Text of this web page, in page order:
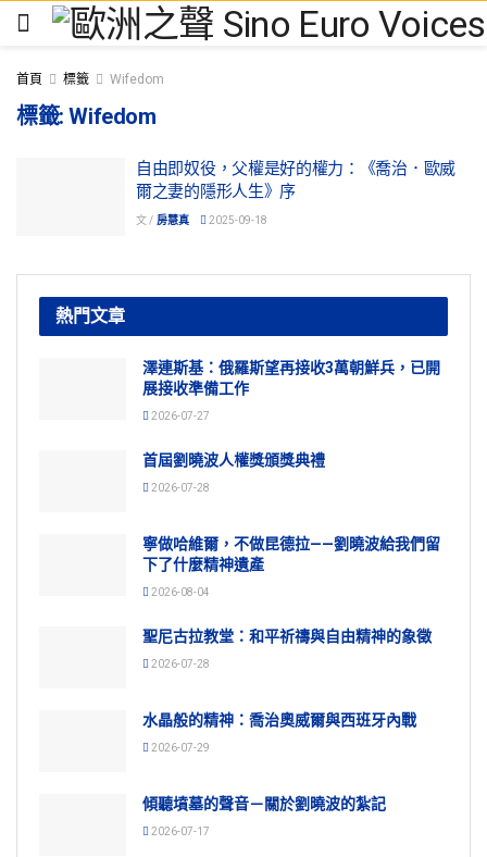
首頁 標籤 Wifedom
標籤:Wifedom
自由即奴役，父權是好的權力：《喬治．歐威
爾之妻的隱形人生》序
文 / 房慧真 2025-09-18
熱門文章
澤連斯基：俄羅斯望再接收3萬朝鮮兵，已開
展接收準備工作
2026-07-27
首屆劉曉波人權獎頒獎典禮
2026-07-28
寧做哈維爾，不做昆德拉——劉曉波給我們留
下了什麼精神遺產
2026-08-04
聖尼古拉教堂：和平祈禱與自由精神的象徵
2026-07-28
水晶般的精神：喬治奧威爾與西班牙內戰
2026-07-29
傾聽墳墓的聲音－關於劉曉波的紮記
2026-07-17